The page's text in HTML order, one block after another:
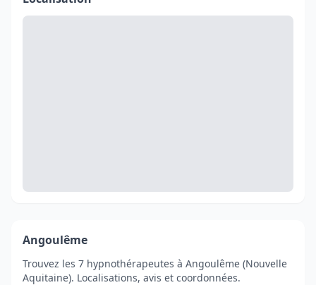
Angoulême
Trouvez les 7 hypnothérapeutes à Angoulême (Nouvelle
Aquitaine). Localisations, avis et coordonnées.